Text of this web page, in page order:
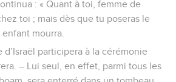
: « Quant à toi, femme de
toi ; mais dès que tu poseras le
mourra.
participera à la cérémonie
– Lui seul, en effet, parmi tous les